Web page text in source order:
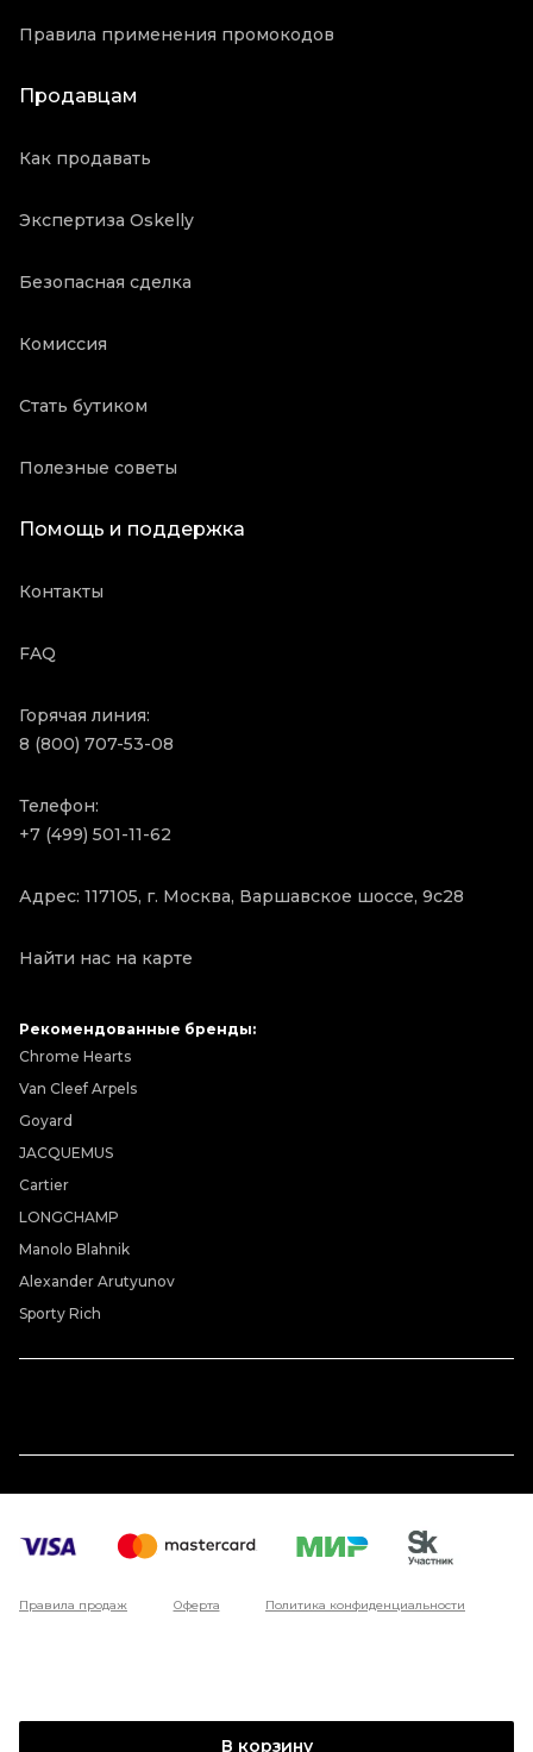
В корзину
Правила применения промокодов
Продавцам
Как продавать
Экспертиза Oskelly
Безопасная сделка
Комиссия
Стать бутиком
Полезные советы
Помощь и поддержка
Контакты
FAQ
Горячая линия:
8 (800) 707-53-08
Телефон:
+7 (499) 501-11-62
Адрес: 117105, г. Москва, Варшавское шоссе, 9с28
Найти нас на карте
Рекомендованные бренды:
Chrome Hearts
Van Cleef Arpels
Goyard
JACQUEMUS
Cartier
LONGCHAMP
Manolo Blahnik
Alexander Arutyunov
Sporty Rich
Правила продаж Оферта Политика конфиденциальности